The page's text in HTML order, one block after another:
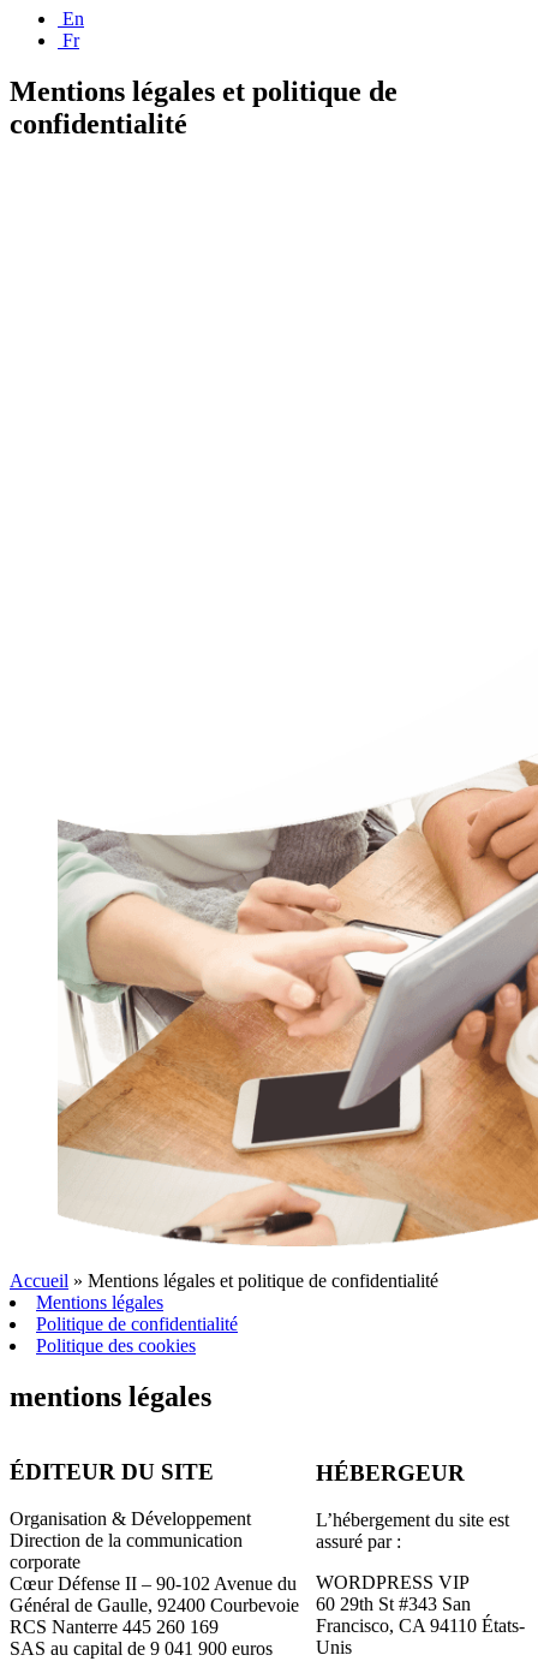
En
Fr
Mentions légales et politique de
confidentialité
Accueil » Mentions légales et politique de confidentialité
Mentions légales
Politique de confidentialité
Politique des cookies
mentions légales
ÉDITEUR DU SITE
Organisation & Développement
Direction de la communication
corporate
Cœur Défense II – 90-102 Avenue du
Général de Gaulle, 92400 Courbevoie
RCS Nanterre 445 260 169
SAS au capital de 9 041 900 euros
HÉBERGEUR
L’hébergement du site est
assuré par :
WORDPRESS VIP
60 29th St #343 San
Francisco, CA 94110 États-
Unis